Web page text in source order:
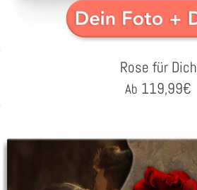
Rose für Dich
Ab 119,99€